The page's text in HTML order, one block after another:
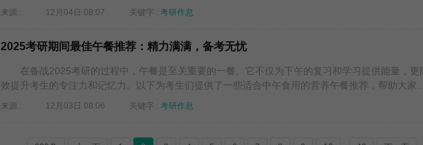
来源 : 12月04日 08:07 关键字 : 考研作息
2025考研期间最佳午餐推荐：精力满满，备考无忧
在备战2025考研的过程中，午餐是至关重要的一餐。它不仅为下午的复习和学习提供能量，更
效提升考生的专注力和记忆力。以下为考生们提供了一些适合中午食用的营养午餐推荐，帮助大家...
来源 : 12月03日 08:06 关键字 : 考研作息